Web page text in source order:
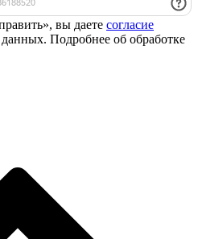
вы даете согласие
Подробнее об обработке